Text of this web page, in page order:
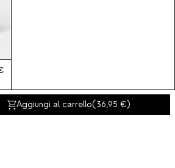
Aggiungi al carrello(36,95 )